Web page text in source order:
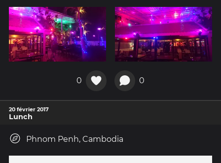
0 0
20 février 2017
Lunch
Phnom Penh, Cambodia